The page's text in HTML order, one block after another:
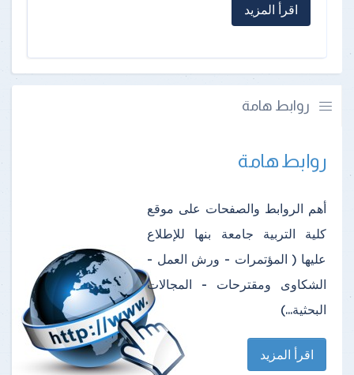
اقرأ المزيد
روابط هامة
روابط هامة
أهم الروابط والصفحات على موقع
كلية التربية جامعة بنها للإطلاع
عليها ( المؤتمرات - ورش العمل -
الشكاوى ومقترحات - المجالات
البحثية...)
اقرأ المزيد